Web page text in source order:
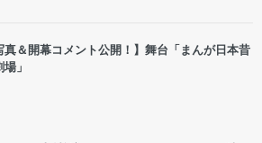
真＆開幕コメント公開！】舞台「まんが日本昔
」